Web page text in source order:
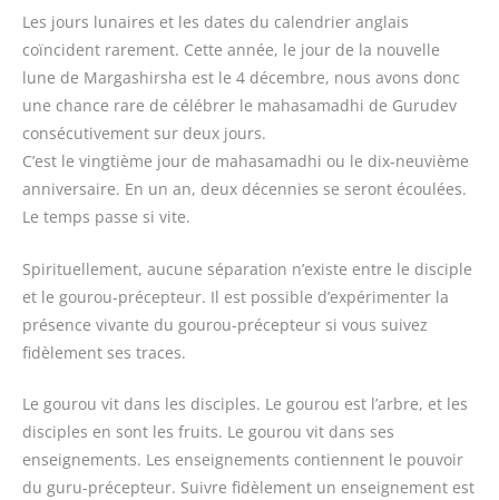
Les jours lunaires et les dates du calendrier anglais
coïncident rarement. Cette année, le jour de la nouvelle
lune de Margashirsha est le 4 décembre, nous avons donc
une chance rare de célébrer le mahasamadhi de Gurudev
consécutivement sur deux jours.
C’est le vingtième jour de mahasamadhi ou le dix-neuvième
anniversaire. En un an, deux décennies se seront écoulées.
Le temps passe si vite.
Spirituellement, aucune séparation n’existe entre le disciple
et le gourou-précepteur. Il est possible d’expérimenter la
présence vivante du gourou-précepteur si vous suivez
fidèlement ses traces.
Le gourou vit dans les disciples. Le gourou est l’arbre, et les
disciples en sont les fruits. Le gourou vit dans ses
enseignements. Les enseignements contiennent le pouvoir
du guru-précepteur. Suivre fidèlement un enseignement est